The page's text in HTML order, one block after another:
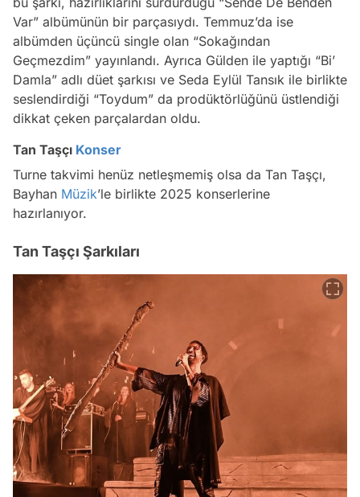
Var” albümünün bir parçasıydı. Temmuz’da ise
albümden üçüncü single olan “Sokağından
Geçmezdim” yayınlandı. Ayrıca Gülden ile yaptığı “Bi’
Damla” adlı düet şarkısı ve Seda Eylül Tansık ile birlikte
seslendirdiği “Toydum” da prodüktörlüğünü üstlendiği
dikkat çeken parçalardan oldu.
Tan Taşçı Konser
Turne takvimi henüz netleşmemiş olsa da Tan Taşçı,
Bayhan Müzik’le birlikte 2025 konserlerine
hazırlanıyor.
Tan Taşçı Şarkıları